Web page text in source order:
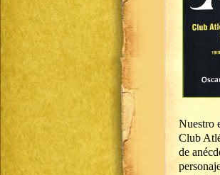
Nuestro
Club
de